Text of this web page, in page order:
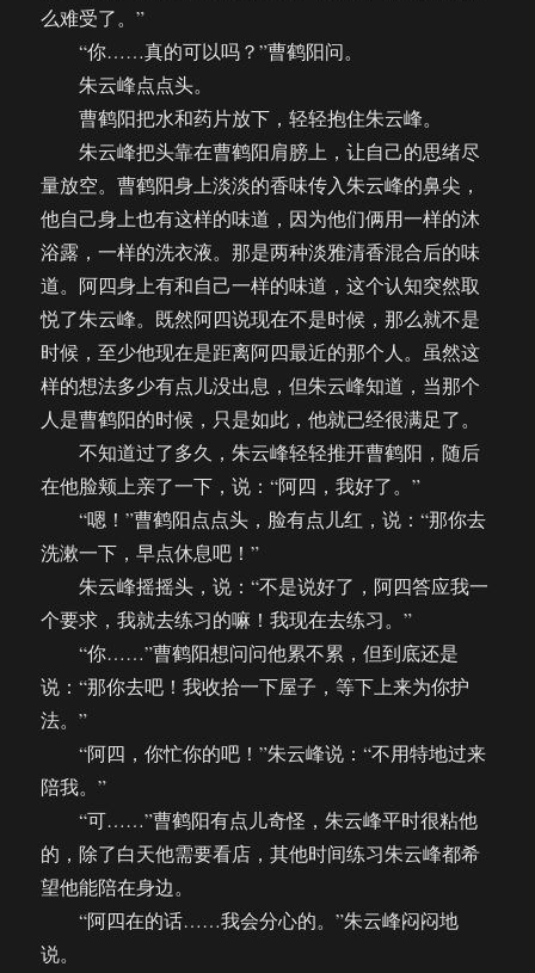
么难受了。”
“你……真的可以吗？”曹鹤阳问。
朱云峰点点头。
曹鹤阳把水和药片放下，轻轻抱住朱云峰。
朱云峰把头靠在曹鹤阳肩膀上，让自己的思绪尽
量放空。曹鹤阳身上淡淡的香味传入朱云峰的鼻尖，
他自己身上也有这样的味道，因为他们俩用一样的沐
浴露，一样的洗衣液。那是两种淡雅清香混合后的味
道。阿四身上有和自己一样的味道，这个认知突然取
悦了朱云峰。既然阿四说现在不是时候，那么就不是
时候，至少他现在是距离阿四最近的那个人。虽然这
样的想法多少有点儿没出息，但朱云峰知道，当那个
人是曹鹤阳的时候，只是如此，他就已经很满足了。
不知道过了多久，朱云峰轻轻推开曹鹤阳，随后
在他脸颊上亲了一下，说：“阿四，我好了。”
“嗯！”曹鹤阳点点头，脸有点儿红，说：“那你去
洗漱一下，早点休息吧！”
朱云峰摇摇头，说：“不是说好了，阿四答应我一
个要求，我就去练习的嘛！我现在去练习。”
“你……”曹鹤阳想问问他累不累，但到底还是
说：“那你去吧！我收拾一下屋子，等下上来为你护
法。”
“阿四，你忙你的吧！”朱云峰说：“不用特地过来
陪我。”
“可……”曹鹤阳有点儿奇怪，朱云峰平时很粘他
的，除了白天他需要看店，其他时间练习朱云峰都希
望他能陪在身边。
“阿四在的话……我会分心的。”朱云峰闷闷地
说。